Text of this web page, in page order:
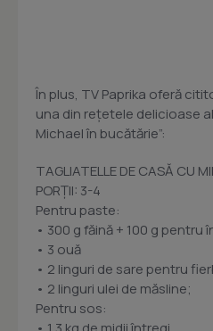
În plus, TV Paprika oferă
una din rețetele delicioase
Michael în bucătărie”:
TAGLIATELLE DE CASĂ CU
PORȚII: 3-4
Pentru paste:
• 300 g făină + 100 g pentru
• 3 ouă
• 2 linguri de sare pentru
• 2 linguri ulei de măsline;
Pentru sos: